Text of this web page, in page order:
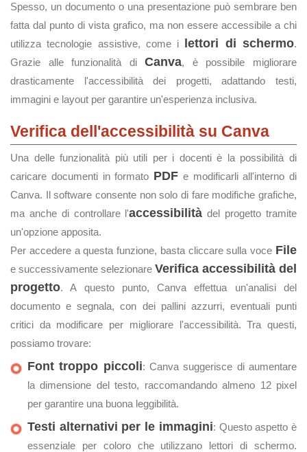
Spesso, un documento o una presentazione può sembrare ben
fatta dal punto di vista grafico, ma non essere accessibile a chi
utilizza tecnologie assistive, come i
lettori di schermo.
Grazie alle funzionalità diCanva, è possibile migliorare
drasticamente l'accessibilità dei progetti, adattando testi,
immagini e layout per garantire un'esperienza inclusiva.
Verifica dell'accessibilità su Canva
Una delle funzionalità più utili per i docenti è la possibilità di
caricare documenti in formato PDF e modificarli all'interno di
Canva. Il software consente non solo di fare modifiche grafiche,
ma anche di controllare l'accessibilità del progetto tramite
un'opzione apposita.
Per accedere a questa funzione, basta cliccare sulla voce File
e successivamente selezionare Verifica accessibilità del
progetto. A questo punto, Canva effettua un'analisi del
documento e segnala, con dei pallini azzurri, eventuali punti
critici da modificare per migliorare l'accessibilità. Tra questi,
possiamo trovare:
Font troppo piccoli: Canva suggerisce di aumentare
la dimensione del testo, raccomandando almeno 12 pixel
per garantire una buona leggibilità.
Testi alternativi per le immagini: Questo aspetto è
essenziale per coloro che utilizzano lettori di schermo.